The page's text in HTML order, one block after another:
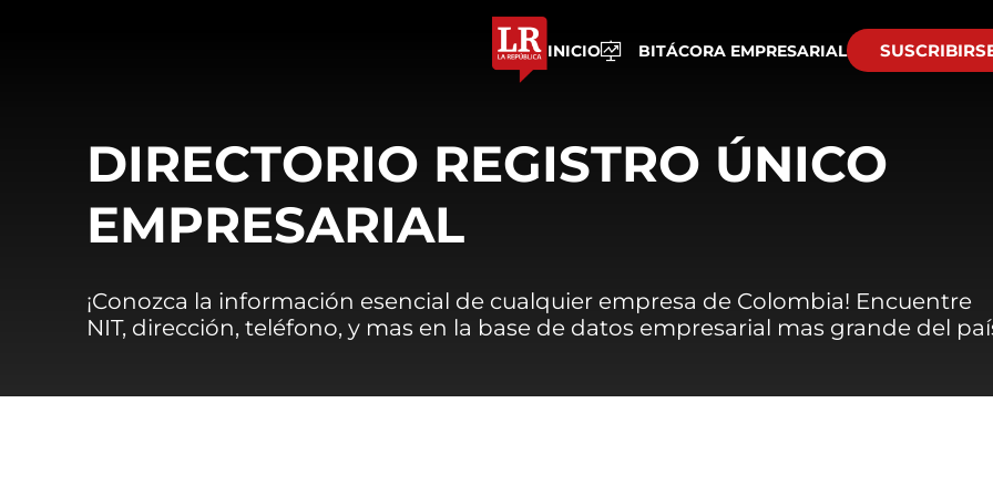
INICIO BITÁCORA EMPRESARIAL
DIRECTORIO REGISTRO ÚNICO
EMPRESARIAL
¡Conozca la información esencial de cualquier empresa de Colombia! Encuentre
NIT, dirección, teléfono, y mas en la base de datos empresarial mas grande del